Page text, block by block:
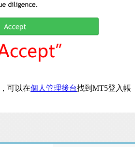
可以在個人管理後台找到MT5登入帳